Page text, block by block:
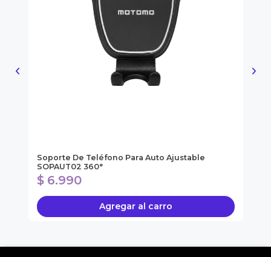
Soporte De Teléfono Para Auto Ajustable
SOPAUT02 360°
$ 6.990
Agregar al carro